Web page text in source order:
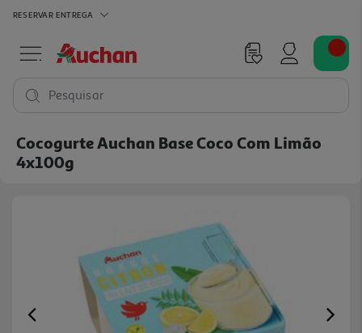
RESERVAR ENTREGA
Pesquisar
Cocogurte Auchan Base Coco Com Limão
4x100g
Previous